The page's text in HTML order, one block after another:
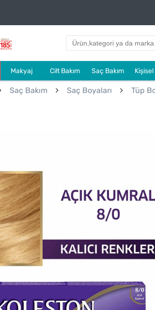
Makyaj Cilt Bakım Saç Bakım Kişisel
Saç Bakım Saç Boyaları Tüp